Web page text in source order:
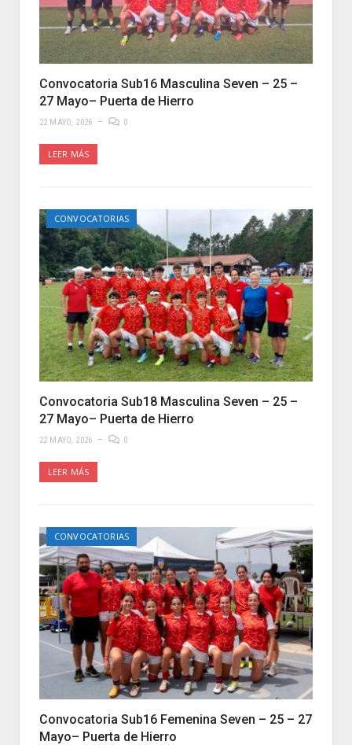
Convocatoria Sub16 Masculina Seven – 25 –
27 Mayo– Puerta de Hierro
22 MAYO, 2026 0
LEER MÁS
CONVOCATORIAS
Convocatoria Sub18 Masculina Seven – 25 –
27 Mayo– Puerta de Hierro
22 MAYO, 2026 0
LEER MÁS
CONVOCATORIAS
Convocatoria Sub16 Femenina Seven – 25 – 27
Mayo– Puerta de Hierro